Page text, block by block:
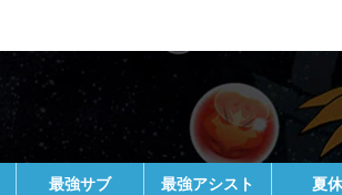
最強サブ 最強アシスト 夏